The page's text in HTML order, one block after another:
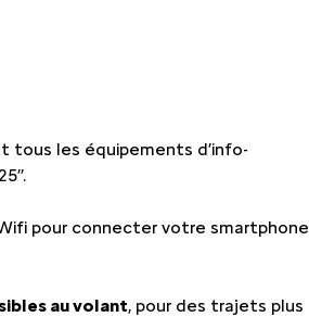
tous les équipements d’info-
pour connecter votre smartphone
au volant, pour des trajets plus